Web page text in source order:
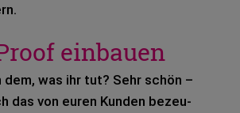
einbauen
dem, was ihr tut? Sehr schön –
das von euren Kun­den bezeu­